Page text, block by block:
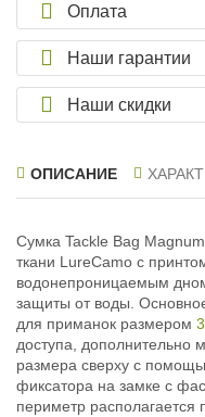
Оплата
Наши гарантии
Наши скидки
ОПИСАНИЕ
Сумка Tackle Bag
ткани LureCamo с
водонепроницаемым
защиты от воды.
для приманок размером
доступа, дополнительно
размера сверху с
фиксатора на замке с
периметр